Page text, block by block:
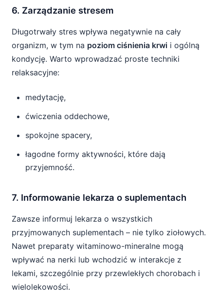
6. Zarządzanie stresem
Długotrwały stres wpływa negatywnie na cały
organizm, w tym na poziom ciśnienia krwi i ogólną
kondycję. Warto wprowadzać proste techniki
relaksacyjne:
medytację,
ćwiczenia oddechowe,
spokojne spacery,
łagodne formy aktywności, które dają
przyjemność.
7. Informowanie lekarza o suplementach
Zawsze informuj lekarza o wszystkich
przyjmowanych suplementach – nie tylko ziołowych.
Nawet preparaty witaminowo-mineralne mogą
wpływać na nerki lub wchodzić w interakcje z
lekami, szczególnie przy przewlekłych chorobach i
wielolekowości.